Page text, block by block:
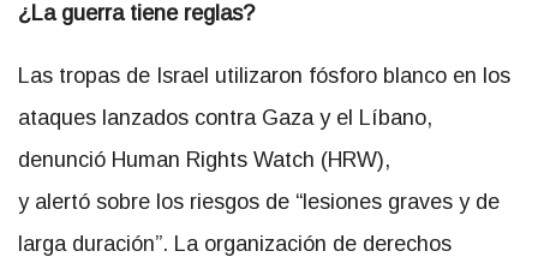
¿La guerra tiene reglas?
Las tropas de Israel utilizaron fósforo blanco en los
ataques lanzados contra Gaza y el Líbano,
denunció Human Rights Watch (HRW),
y alertó sobre los riesgos de “lesiones graves y de
larga duración”. La organización de derechos